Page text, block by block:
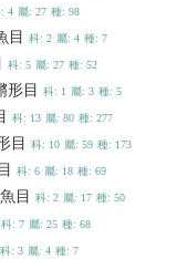
4 屬: 27 種: 98
目 科: 2 屬: 4 種: 7
科: 5 屬: 27 種: 52
形目 科: 1 屬: 3 種: 5
科: 13 屬: 80 種: 277
目 科: 10 屬: 59 種: 173
科: 6 屬: 18 種: 69
目 科: 2 屬: 17 種: 50
科: 7 屬: 25 種: 68
科: 3 屬: 4 種: 7